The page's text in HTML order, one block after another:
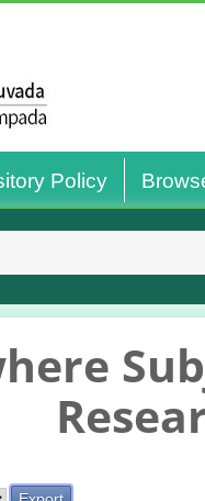
Policy